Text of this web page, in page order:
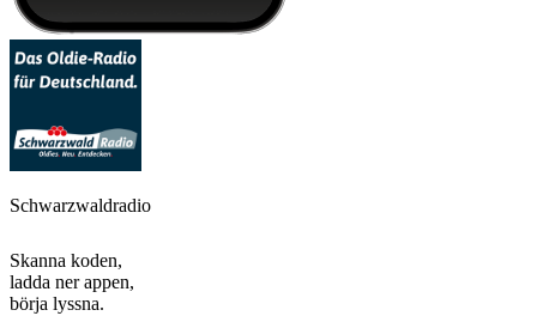
Schwarzwaldradio
Skanna koden,
ladda ner appen,
börja lyssna.